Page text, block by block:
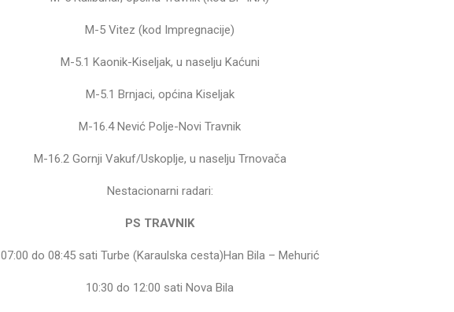
M-5 Vitez (kod Impregnacije)
M-5.1 Kaonik-Kiseljak, u naselju Kaćuni
M-5.1 Brnjaci, općina Kiseljak
M-16.4 Nević Polje-Novi Travnik
M-16.2 Gornji Vakuf/Uskoplje, u naselju Trnovača
Nestacionarni radari:
PS TRAVNIK
07:00 do 08:45 sati Turbe (Karaulska cesta)Han Bila – Mehurić
10:30 do 12:00 sati Nova Bila